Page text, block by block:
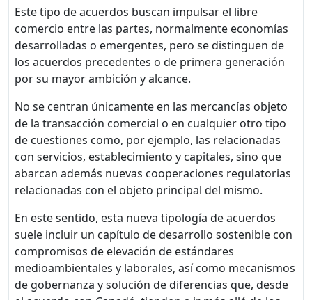
Este tipo de acuerdos buscan impulsar el libre
comercio entre las partes, normalmente economías
desarrolladas o emergentes, pero se distinguen de
los acuerdos precedentes o de primera generación
por su mayor ambición y alcance.
No se centran únicamente en las mercancías objeto
de la transacción comercial o en cualquier otro tipo
de cuestiones como, por ejemplo, las relacionadas
con servicios, establecimiento y capitales, sino que
abarcan además nuevas cooperaciones regulatorias
relacionadas con el objeto principal del mismo.
En este sentido, esta nueva tipología de acuerdos
suele incluir un capítulo de desarrollo sostenible con
compromisos de elevación de estándares
medioambientales y laborales, así como mecanismos
de gobernanza y solución de diferencias que, desde